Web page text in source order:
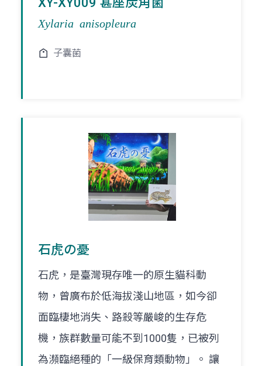
Xylaria anisopleura
子囊菌
石虎の憂
石虎，是臺灣現存唯一的原生貓科動
物，曾廣布於低海拔淺山地區，如今卻
面臨棲地消失、路殺等嚴峻的生存危
機，族群數量可能不到1000隻，已被列
為瀕臨絕種的「一級保育類動物」。 讓